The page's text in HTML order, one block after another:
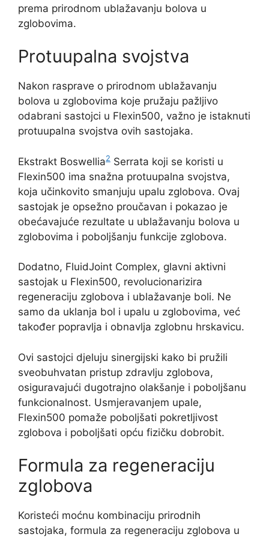
prema prirodnom ublažavanju bolova u
zglobovima.
Protuupalna svojstva
Nakon rasprave o prirodnom ublažavanju
bolova u zglobovima koje pružaju pažljivo
odabrani sastojci u Flexin500, važno je istaknuti
protuupalna svojstva ovih sastojaka.
Ekstrakt Boswellia2 Serrata koji se koristi u
Flexin500 ima snažna protuupalna svojstva,
koja učinkovito smanjuju upalu zglobova. Ovaj
sastojak je opsežno proučavan i pokazao je
obećavajuće rezultate u ublažavanju bolova u
zglobovima i poboljšanju funkcije zglobova.
Dodatno, FluidJoint Complex, glavni aktivni
sastojak u Flexin500, revolucionarizira
regeneraciju zglobova i ublažavanje boli. Ne
samo da uklanja bol i upalu u zglobovima, već
također popravlja i obnavlja zglobnu hrskavicu.
Ovi sastojci djeluju sinergijski kako bi pružili
sveobuhvatan pristup zdravlju zglobova,
osiguravajući dugotrajno olakšanje i poboljšanu
funkcionalnost. Usmjeravanjem upale,
Flexin500 pomaže poboljšati pokretljivost
zglobova i poboljšati opću fizičku dobrobit.
Formula za regeneraciju
zglobova
Koristeći moćnu kombinaciju prirodnih
sastojaka, formula za regeneraciju zglobova u